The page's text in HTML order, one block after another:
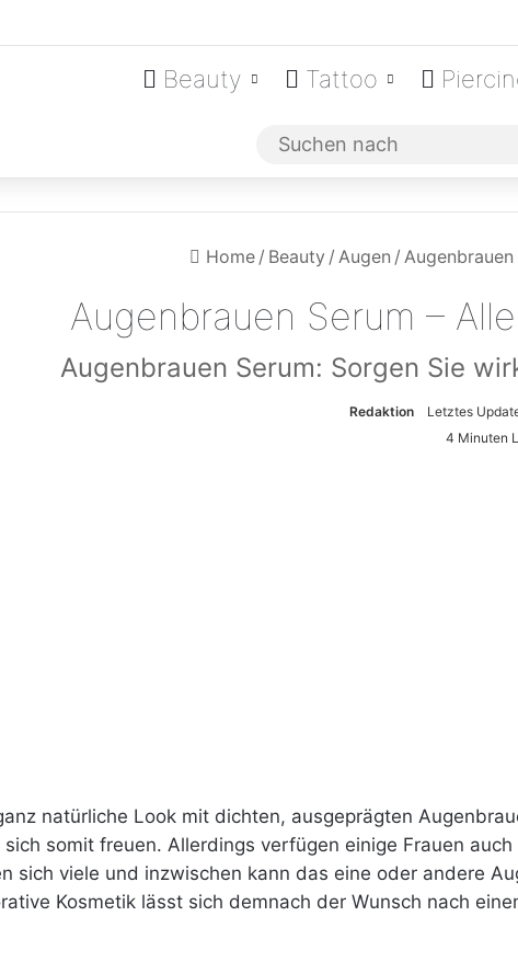
Beauty Tattoo
Home / Beauty / Augen /
Augenbrauen Serum –
Augenbrauen Serum: Sorgen Sie
Redaktion
Letztes
4 Minuten
natürliche Look mit dichten, ausgeprägten
sich somit freuen. Allerdings verfügen einige Frauen
sich viele und inzwischen kann das eine oder andere
Kosmetik lässt sich demnach der Wunsch nach